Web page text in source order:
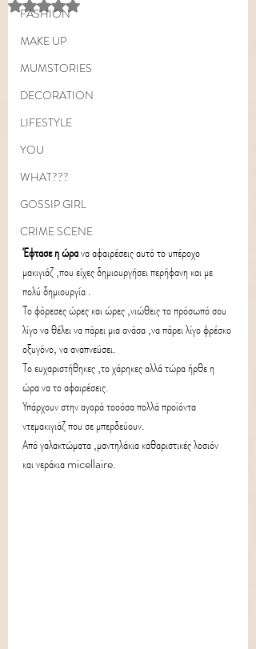
FASHION
MAKE UP
MUMSTORIES
DECORATION
LIFESTYLE
YOU
WHAT???
GOSSIP GIRL
CRIME SCENE
Rated NaN out of 5 stars.
Έφτασε η ώρανα αφαιρέσεις αυτό το υπέροχο
μακιγιάζ ,που είχες δημιουργήσει περήφανη και με
πολύ δημιουργία .
Το φόρεσες ώρες και ώρες ,νιώθεις το πρόσωπό σου
λίγο να θέλει να πάρει μια ανάσα ,να πάρει λίγο φρέσκο
οξυγόνο, να αναπνεύσει.
Το ευχαριστήθηκες ,το χάρηκες αλλά τώρα ήρθε η
ώρα να το αφαιρέσεις.
Υπάρχουν στην αγορά τοοόσα πολλά προϊόντα
ντεμακιγιάζ που σε μπερδεύουν.
Από γαλακτώματα ,μαντηλάκια καθαριστικές λοσιόν
και νεράκια micellaire.